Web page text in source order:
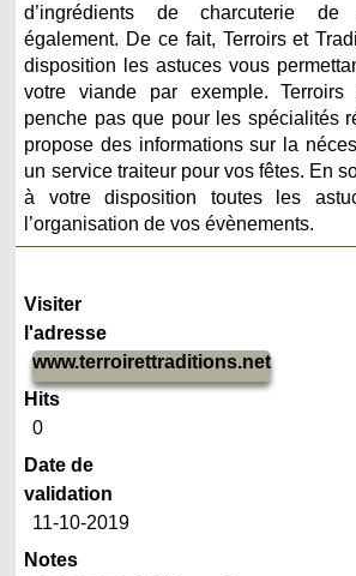
d’ingrédients de charcuterie de
également. De ce fait, Terroirs et
disposition les astuces vous
votre viande par exemple.
penche pas que pour les spécialités
propose des informations sur la
un service traiteur pour vos fêtes. En
à votre disposition toutes les
l’organisation de vos évènements.
Visiter
l'adresse
www.terroirettraditions.net
Hits
0
Date de
validation
11-10-2019
Notes